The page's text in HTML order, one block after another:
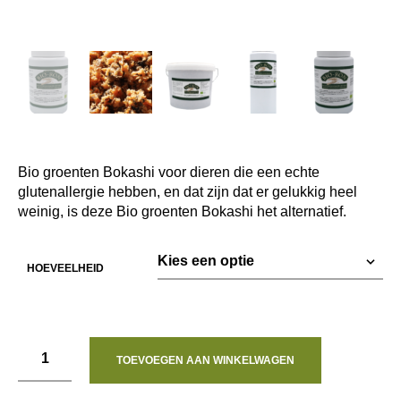
Bio groenten Bokashi voor dieren die een echte
glutenallergie hebben, en dat zijn dat er gelukkig heel
weinig, is deze Bio groenten Bokashi het alternatief.
HOEVEELHEID
TOEVOEGEN AAN WINKELWAGEN